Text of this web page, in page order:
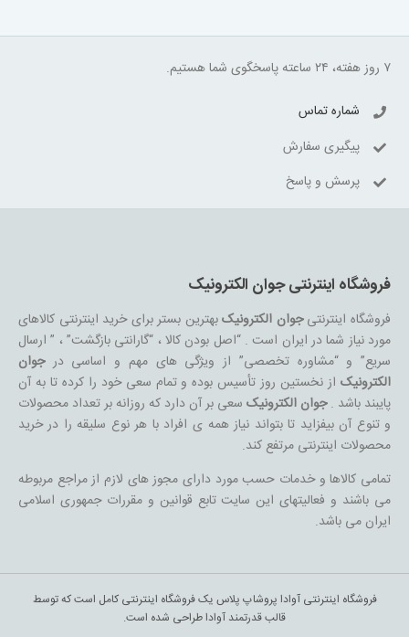
۷ روز هفته، ۲۴ ساعته پاسخگوی شما هستیم.
شماره تماس
پیگیری سفارش
پرسش و پاسخ
فروشگاه اینترنتی جوان الکترونیک
فروشگاه اینترنتیجوان الکترونیکبهترین بستر برای خرید اینترنتی کالاهای
مورد نیاز شما در ایران است . “اصل بودن کالا ، “گارانتی بازگشت” ، ” ارسال
سریع” و “مشاوره تخصصی” از ویژگی های مهم و اساسی درجوان
الکترونیکاز نخستین روز تأسیس بوده و تمام سعی خود را کرده تا به آن
پایبند باشد .جوان الکترونیکسعی بر آن دارد که روزانه بر تعداد محصولات
و تنوع آن بیفزاید تا بتواند نیاز همه ی افراد با هر نوع سلیقه را در خرید
محصولات اینترنتی مرتفع کند.
تمامی کالاها و خدمات حسب مورد دارای مجوز های لازم از مراجع مربوطه
می باشند و فعالیتهای این سایت تابع قوانین و مقررات جمهوری اسلامی
ایران می باشد.
فروشگاه اینترنتی آوادا پروشاپ پلاس یک فروشگاه اینترنتی کامل است که توسط
قالب قدرتمند آوادا طراحی شده است.